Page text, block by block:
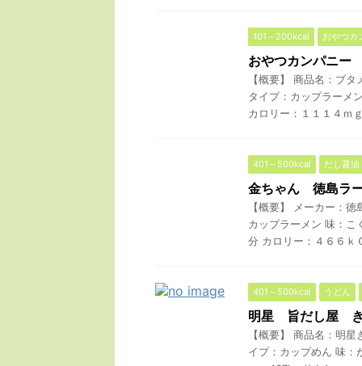
101～200kcal おやつカ
おやつカンパニ
【概要】 商品名：ブ
タイプ：カップラーメ
カロリー：１１１４
401～500kcal だし醤油
金ちゃん 徳島ラ
【概要】 メーカー：
カップラーメン 味：こ
分 カロリー：４６６ｋ
401～500kcal うどん
明星 旨だし屋 き
【概要】 商品名：明
イプ：カップめん 味：